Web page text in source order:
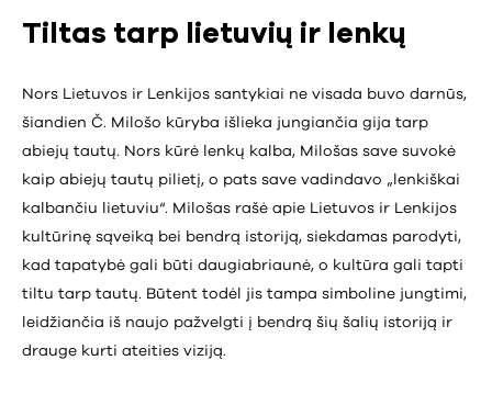
Tiltas tarp lietuvių ir lenkų
Nors Lietuvos ir Lenkijos santykiai ne visada buvo darnūs,
šiandien Č. Milošo kūryba išlieka jungiančia gija tarp
abiejų tautų. Nors kūrė lenkų kalba, Milošas save suvokė
kaip abiejų tautų pilietį, o pats save vadindavo „lenkiškai
kalbančiu lietuviu“. Milošas rašė apie Lietuvos ir Lenkijos
kultūrinę sąveiką bei bendrą istoriją, siekdamas parodyti,
kad tapatybė gali būti daugiabriaunė, o kultūra gali tapti
tiltu tarp tautų. Būtent todėl jis tampa simboline jungtimi,
leidžiančia iš naujo pažvelgti į bendrą šių šalių istoriją ir
drauge kurti ateities viziją.